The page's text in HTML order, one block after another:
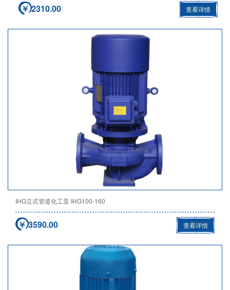
￥ 2310.00 查看详情
IHG立式管道化工泵 IHG100-160
￥ 3590.00 查看详情